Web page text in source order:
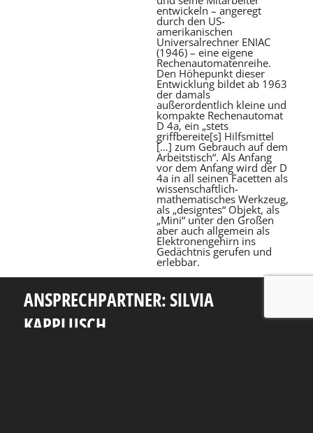
entwickeln – angeregt
durch den US-
amerikanischen
Universalrechner ENIAC
(1946) – eine eigene
Rechenautomatenreihe.
Den Höhepunkt dieser
Entwicklung bildet ab 1963
der damals
außerordentlich kleine und
kompakte Rechenautomat
D 4a, ein „stets
griffbereite[s] Hilfsmittel
[…] zum Gebrauch auf dem
Arbeitstisch“. Als Anfang
vor dem Anfang wird der D
4a in all seinen Facetten als
wissenschaftlich-
mathematisches Werkzeug,
als „designtes“ Objekt, als
„Mini“ unter den Großen
aber auch allgemein als
Elektronengehirn ins
Gedächtnis gerufen und
erlebbar.
ANSPRECHPARTNER: SILVIA
KAPPLUSCH